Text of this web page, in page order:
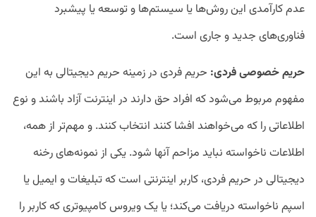
عدم کارآمدی این روش‌ها یا سیستم‌ها و توسعه یا پیشبرد
فناوری‌های جدید و جاری است.
حریم خصوصی فردی: حریم فردی در زمینه حریم دیجیتالی به این
مفهوم مربوط می‌شود که افراد حق دارند در اینترنت آزاد باشند و نوع
اطلاعاتی را که می‌خواهند افشا کنند انتخاب کنند. و مهم‌تر از همه،
اطلاعات ناخواسته نباید مزاحم آنها شود. یکی از نمونه‌های رخنه
دیجیتالی در حریم فردی، کاربر اینترنتی است که تبلیغات و ایمیل یا
اسپم ناخواسته دریافت می‌کند؛ یا یک ویروس کامپیوتری که کاربر را